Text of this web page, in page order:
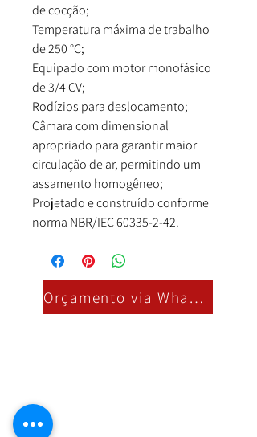
de cocção;
Temperatura máxima de trabalho
de 250 °C;
Equipado com motor monofásico
de 3/4 CV;
Rodízios para deslocamento;
Câmara com dimensional
apropriado para garantir maior
circulação de ar, permitindo um
assamento homogêneo;
Projetado e construído conforme
norma NBR/IEC 60335-2-42.
Orçamento via Whatsapp